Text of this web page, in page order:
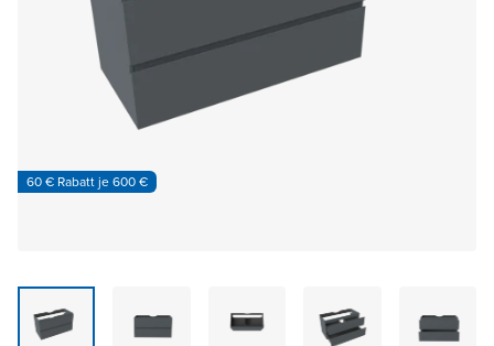
60 € Rabatt je 600 €